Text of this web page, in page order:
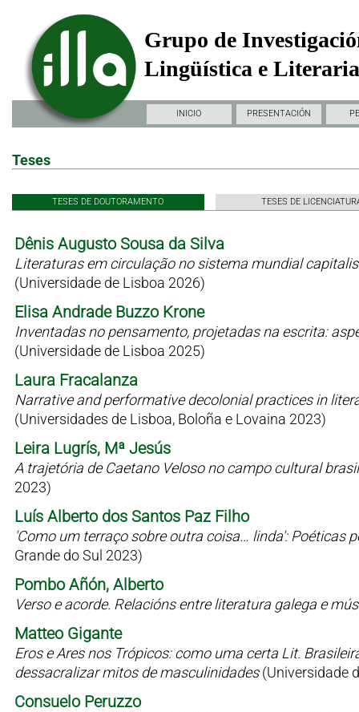
Grupo de
Lingüística e
INICIO PRESENTACIÓN
Teses
TESES DE DOUTORAMENTO TESES DE
Dênis Augusto Sousa da Silva
Literaturas em circulação no sistema mundial
(Universidade de Lisboa 2026)
Elisa Andrade Buzzo Krone
Inventadas no pensamento, projetadas na escrita:
(Universidade de Lisboa 2025)
Laura Fracalanza
Narrative and performative decolonial practices in
(Universidades de Lisboa, Boloña e Lovaina 2023)
Leira Lugrís, Mª Jesús
A trajetória de Caetano Veloso no campo cultural
2023)
Luís Alberto dos Santos Paz Filho
'Como um terraço sobre outra coisa… linda': Poéticas
Grande do Sul 2023)
Pombo Añón, Alberto
Verso e acorde. Relacións entre literatura galega e
Matteo Gigante
Eros e Ares nos Trópicos: como uma certa Lit.
dessacralizar mitos de masculinidades(Universidade
Consuelo Peruzzo